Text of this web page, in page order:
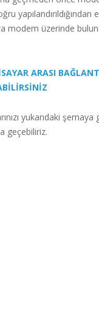
modem üzerinde
ARASI
yukarıdaki şemaya
geçebiliriz.